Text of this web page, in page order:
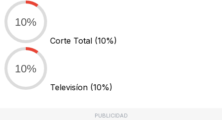
10%
Corte Total (10%)
10%
Televisíon (10%)
PUBLICIDAD